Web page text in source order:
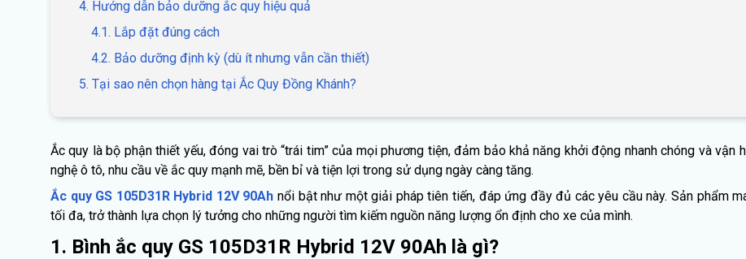
4. Hướng dẫn bảo dưỡng ắc quy hiệu quả
4.1. Lắp đặt đúng cách
4.2. Bảo dưỡng định kỳ (dù ít nhưng vẫn cần thiết)
5. Tại sao nên chọn hàng tại Ắc Quy Đồng Khánh?
Ắc quy là bộ phận thiết yếu, đóng vai trò “trái tim” của mọi phương tiện, đảm bảo khả năng khởi động nhanh chóng và
nghệ ô tô, nhu cầu về ắc quy mạnh mẽ, bền bỉ và tiện lợi trong sử dụng ngày càng tăng.
Ắc quy GS 105D31R Hybrid 12V 90Ah nổi bật như một giải pháp tiên tiến, đáp ứng đầy đủ các yêu cầu này. Sản phẩm
tối đa, trở thành lựa chọn lý tưởng cho những người tìm kiếm nguồn năng lượng ổn định cho xe của mình.
1. Bình ắc quy GS 105D31R Hybrid 12V 90Ah là gì?